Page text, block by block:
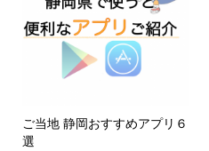
ご当地 静岡おすすめアプリ６
選